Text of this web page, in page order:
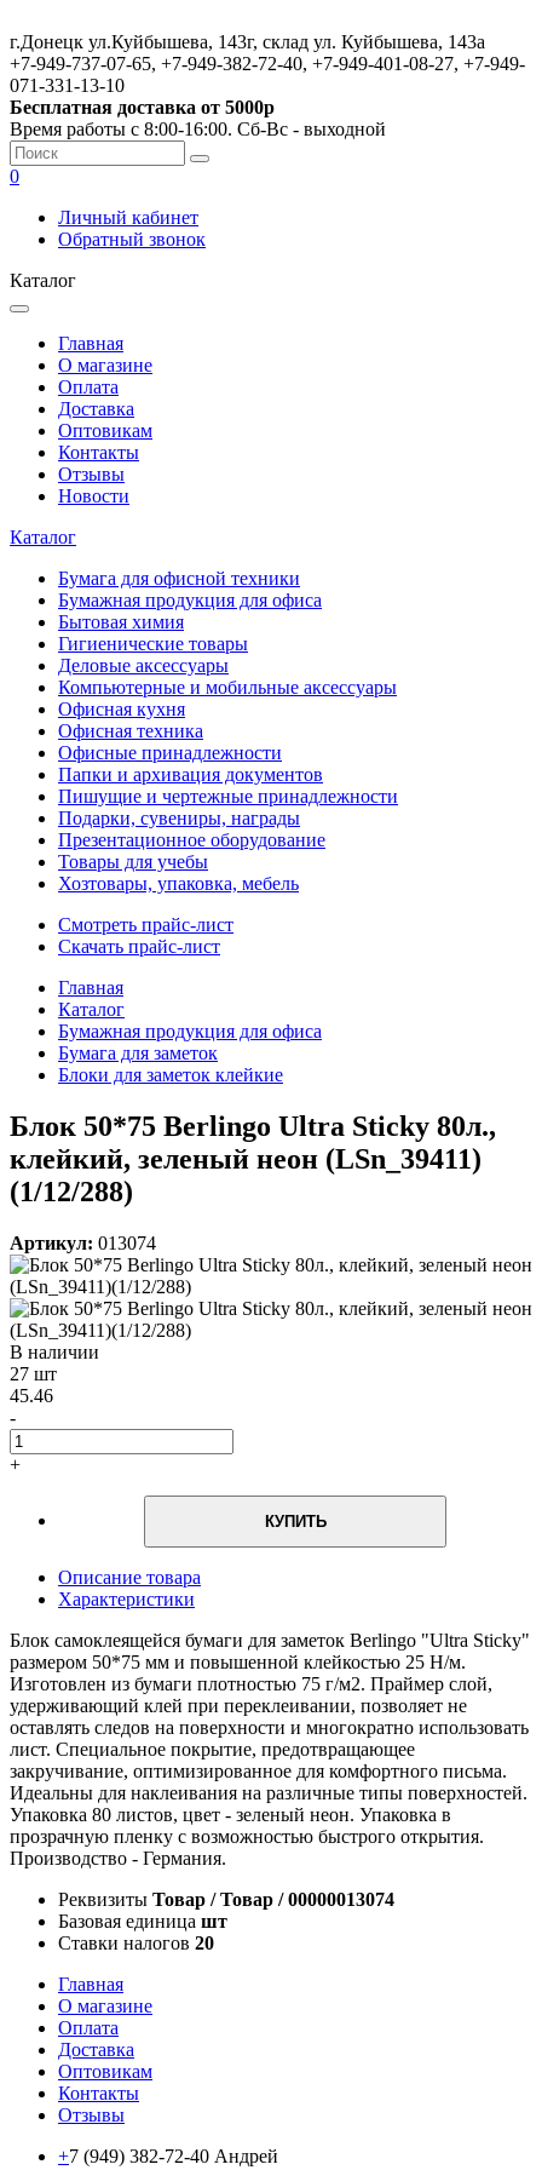
г.Донецк ул.Куйбышева, 143г, склад ул. Куйбышева, 143а
+7-949-737-07-65, +7-949-382-72-40, +7-949-401-08-27, +7-949-
071-331-13-10
Бесплатная доставка от 5000р
Время работы с 8:00-16:00. Сб-Вс - выходной
0
Личный кабинет
Обратный звонок
Каталог
Главная
О магазине
Оплата
Доставка
Оптовикам
Контакты
Отзывы
Новости
Каталог
Бумага для офисной техники
Бумажная продукция для офиса
Бытовая химия
Гигиенические товары
Деловые аксессуары
Компьютерные и мобильные аксессуары
Офисная кухня
Офисная техника
Офисные принадлежности
Папки и архивация документов
Пишущие и чертежные принадлежности
Подарки, сувениры, награды
Презентационное оборудование
Товары для учебы
Хозтовары, упаковка, мебель
Смотреть прайс-лист
Скачать прайс-лист
Главная
Каталог
Бумажная продукция для офиса
Бумага для заметок
Блоки для заметок клейкие
Блок 50*75 Berlingo Ultra Sticky 80л.,
клейкий, зеленый неон (LSn_39411)
(1/12/288)
Артикул: 013074
В наличии
27 шт
45.46
-
+
КУПИТЬ
Описание товара
Характеристики
Блок самоклеящейся бумаги для заметок Berlingo "Ultra Sticky"
размером 50*75 мм и повышенной клейкостью 25 Н/м.
Изготовлен из бумаги плотностью 75 г/м2. Праймер слой,
удерживающий клей при переклеивании, позволяет не
оставлять следов на поверхности и многократно использовать
лист. Специальное покрытие, предотвращающее
закручивание, оптимизированное для комфортного письма.
Идеальны для наклеивания на различные типы поверхностей.
Упаковка 80 листов, цвет - зеленый неон. Упаковка в
прозрачную пленку с возможностью быстрого открытия.
Производство - Германия.
Реквизиты Товар / Товар / 00000013074
Базовая единица шт
Ставки налогов 20
Главная
О магазине
Оплата
Доставка
Оптовикам
Контакты
Отзывы
+7 (949) 382-72-40 Андрей